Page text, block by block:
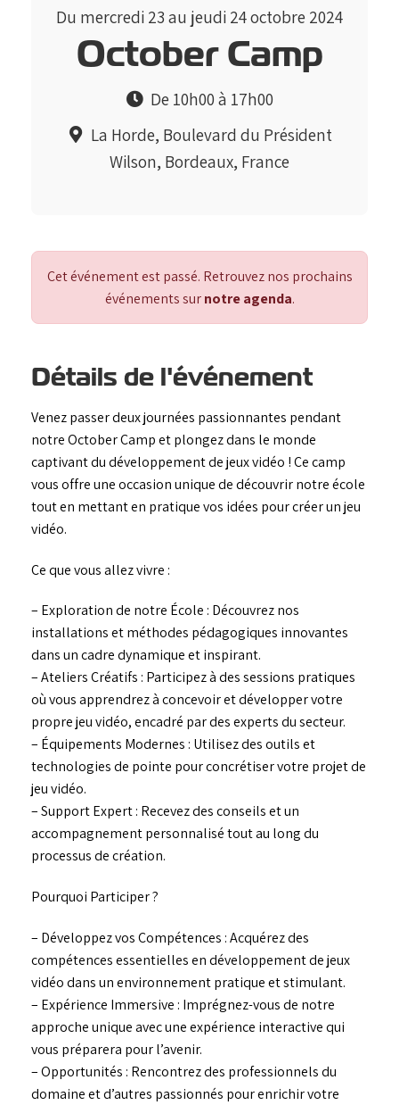
Du mercredi 23 au jeudi 24 octobre 2024
October Camp
De 10h00 à 17h00
La Horde, Boulevard du Président
Wilson, Bordeaux, France
Cet événement est passé. Retrouvez nos prochains
événements surnotre agenda.
Détails de l'événement
Venez passer deux journées passionnantes pendant
notre October Camp et plongez dans le monde
captivant du développement de jeux vidéo ! Ce camp
vous offre une occasion unique de découvrir notre école
tout en mettant en pratique vos idées pour créer un jeu
vidéo.
Ce que vous allez vivre :
– Exploration de notre École : Découvrez nos
installations et méthodes pédagogiques innovantes
dans un cadre dynamique et inspirant.
– Ateliers Créatifs : Participez à des sessions pratiques
où vous apprendrez à concevoir et développer votre
propre jeu vidéo, encadré par des experts du secteur.
– Équipements Modernes : Utilisez des outils et
technologies de pointe pour concrétiser votre projet de
jeu vidéo.
– Support Expert : Recevez des conseils et un
accompagnement personnalisé tout au long du
processus de création.
Pourquoi Participer ?
– Développez vos Compétences : Acquérez des
compétences essentielles en développement de jeux
vidéo dans un environnement pratique et stimulant.
– Expérience Immersive : Imprégnez-vous de notre
approche unique avec une expérience interactive qui
vous préparera pour l’avenir.
– Opportunités : Rencontrez des professionnels du
domaine et d’autres passionnés pour enrichir votre